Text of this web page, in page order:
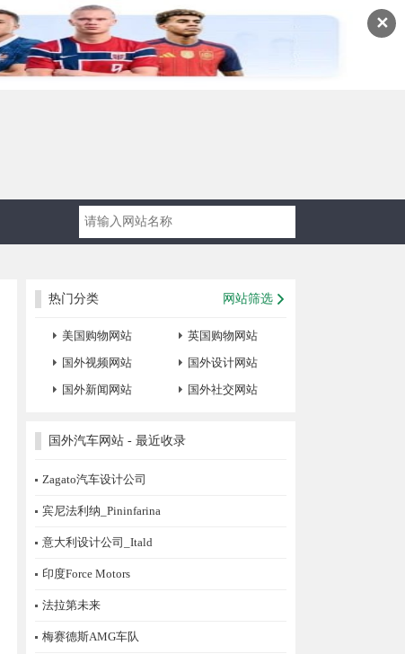
✕
热门分类 网站筛选
美国购物网站
英国购物网站
国外视频网站
国外设计网站
国外新闻网站
国外社交网站
国外汽车网站 - 最近收录
Zagato汽车设计公司
宾尼法利纳_Pininfarina
意大利设计公司_Itald
印度Force Motors
法拉第未来
梅赛德斯AMG车队